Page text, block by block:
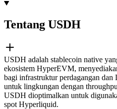
Tentang USDH
USDH adalah stablecoin native
ekosistem HyperEVM,
bagi infrastruktur perdagangan
untuk lingkungan dengan
USDH dioptimalkan untuk
spot Hyperliquid.